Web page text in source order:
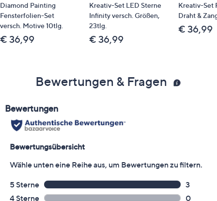
Diamond Painting
Fensterfolien-Set
versch. Motive 10tlg.
€ 36,99
Kreativ-Set LED Sterne
Infinity versch. Größen,
23tlg.
€ 36,99
Kreativ-Set
Draht &
€ 36,99
Bewertungen & Fragen